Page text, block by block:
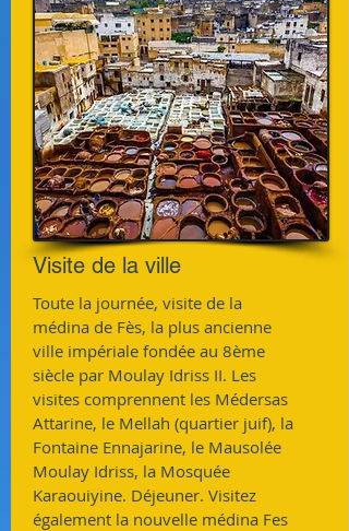
Visite de la ville
Toute la journée, visite de la
médina de Fès, la plus ancienne
ville impériale fondée au 8ème
siècle par Moulay Idriss II. Les
visites comprennent les Médersas
Attarine, le Mellah (quartier juif), la
Fontaine Ennajarine, le Mausolée
Moulay Idriss, la Mosquée
Karaouiyine. Déjeuner. Visitez
également la nouvelle médina Fes